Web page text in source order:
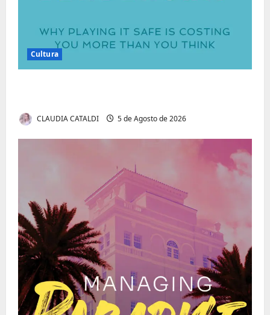
Cultura
CLAUDIA CATALDI 5 de Agosto de 2026